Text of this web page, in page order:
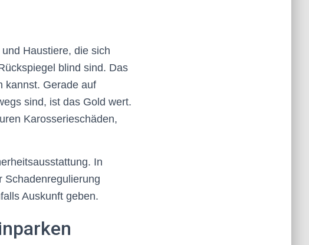
Haustiere, die sich
blind sind. Das
kannst. Gerade auf
sind, ist das Gold wert.
Karosserieschäden,
In
Schadenregulierung
Auskunft geben.